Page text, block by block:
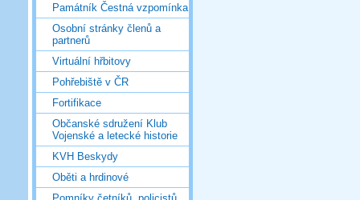
Památník Čestná vzpomínka
Osobní stránky členů a
partnerů
Virtuální hřbitovy
Pohřebiště v ČR
Fortifikace
Občanské sdružení Klub
Vojenské a letecké historie
KVH Beskydy
Oběti a hrdinové